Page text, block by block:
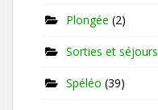
Plongée (2)
Sorties et séjours
Spéléo (39)